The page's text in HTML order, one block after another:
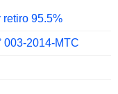
retiro 95.5%
003-2014-MTC